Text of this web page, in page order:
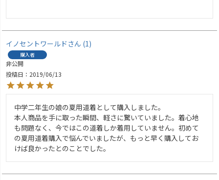
イノセントワールド 1
購入者
非公開
投稿日
2019/06/13
中学二年生の娘の夏用道着として購入しました。
本人商品を手に取った瞬間、軽さに驚いていました。着心地
も問題なく、今ではこの道着しか着用していません。初めて
の夏用道着購入で悩んでいましたが、もっと早く購入してお
けば良かったとのことでした。